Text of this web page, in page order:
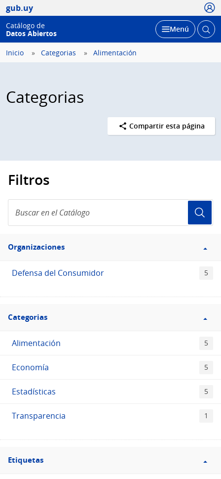
gub.uy
Catálogo de
Datos Abiertos
Desplegar
Menú Abrir
Inicio Categorias Alimentación
Categorias
Compartir esta página
Filtros
en
el
Filtro
Organizaciones
Organizaciones
Defensa del Consumidor 5
Filtro
Categorias
Categorias
Alimentación 5
Economía 5
Estadísticas 5
Transparencia 1
Filtro
Etiquetas
Etiquetas